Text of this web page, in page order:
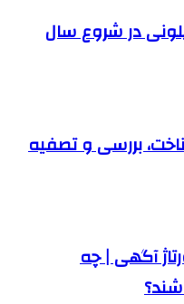
در شروع سال
بررسی و تصفیه
آگهی | چه